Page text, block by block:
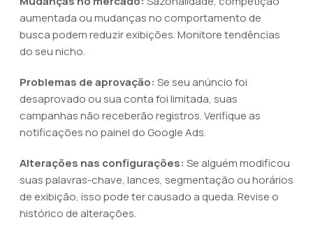
aumentada ou mudanças no comportamento de
busca podem reduzir exibições. Monitore tendências
do seu nicho.
Problemas de aprovação: Se seu anúncio foi
desaprovado ou sua conta foi limitada, suas
campanhas não receberão registros. Verifique as
notificações no painel do Google Ads.
Alterações nas configurações: Se alguém modificou
suas palavras-chave, lances, segmentação ou horários
de exibição, isso pode ter causado a queda. Revise o
histórico de alterações.